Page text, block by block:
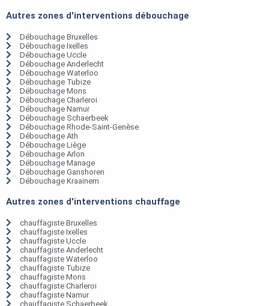
Autres zones d'interventions débouchage
Débouchage Bruxelles
Débouchage Ixelles
Débouchage Uccle
Débouchage Anderlecht
Débouchage Waterloo
Débouchage Tubize
Débouchage Mons
Débouchage Charleroi
Débouchage Namur
Débouchage Schaerbeek
Débouchage Rhode-Saint-Genèse
Débouchage Ath
Débouchage Liège
Débouchage Arlon
Débouchage Manage
Débouchage Ganshoren
Débouchage Kraainem
Autres zones d'interventions chauffage
chauffagiste Bruxelles
chauffagiste Ixelles
chauffagiste Uccle
chauffagiste Anderlecht
chauffagiste Waterloo
chauffagiste Tubize
chauffagiste Mons
chauffagiste Charleroi
chauffagiste Namur
chauffagiste Schaerbeek